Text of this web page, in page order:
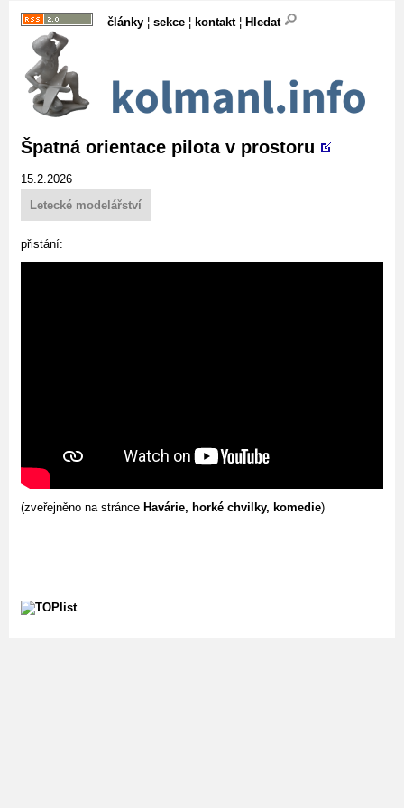
články ¦ sekce ¦ kontakt¦ Hledat
Špatná orientace pilota v prostoru
15.2.2026
Letecké modelářství
přistání:
(zveřejněno na stránce Havárie, horké chvilky, komedie)